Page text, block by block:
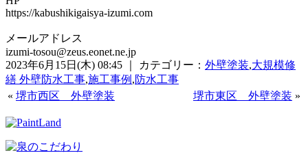
https://kabushikigaisya-izumi.com
メールアドレス
izumi-tosou@zeus.eonet.ne.jp
2023年6月15日(木) 08:45 ｜ カテゴリー： 外壁塗装,大規模修
繕 外壁防水工事,施工事例 ,防水工事
« 堺市西区 外壁塗装 堺市東区 外壁塗装 »